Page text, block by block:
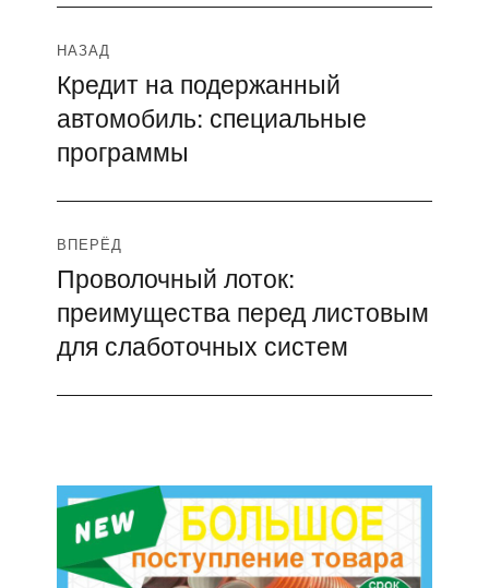
Навигация
по
записям
НАЗАД
Предыдущая
запись:
Кредит на подержанный
автомобиль: специальные
программы
ВПЕРЁД
Следующая
запись:
Проволочный лоток:
преимущества перед листовым
для слаботочных систем